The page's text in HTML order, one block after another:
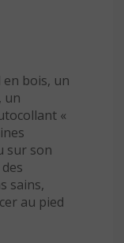
en bois, un
un
«
sur son
sains,
au pied